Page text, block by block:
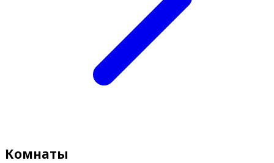
Комнаты